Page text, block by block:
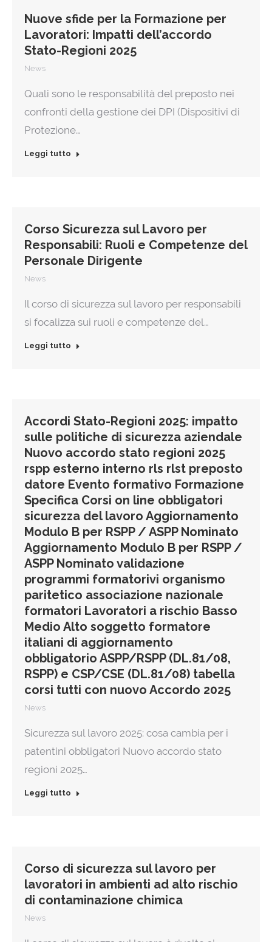
Nuove sfide per la Formazione per
Lavoratori: Impatti dell’accordo
Stato-Regioni 2025
News
Quali sono le responsabilità del preposto nei
confronti della gestione dei DPI (Dispositivi di
Protezione…
Leggi tutto
Corso Sicurezza sul Lavoro per
Responsabili: Ruoli e Competenze del
Personale Dirigente
News
Il corso di sicurezza sul lavoro per responsabili
si focalizza sui ruoli e competenze del…
Leggi tutto
Accordi Stato-Regioni 2025: impatto
sulle politiche di sicurezza aziendale
Nuovo accordo stato regioni 2025
rspp esterno interno rls rlst preposto
datore Evento formativo Formazione
Specifica Corsi on line obbligatori
sicurezza del lavoro Aggiornamento
Modulo B per RSPP / ASPP Nominato
Aggiornamento Modulo B per RSPP /
ASPP Nominato validazione
programmi formatorivi organismo
paritetico associazione nazionale
formatori Lavoratori a rischio Basso
Medio Alto soggetto formatore
italiani di aggiornamento
obbligatorio ASPP/RSPP (DL.81/08,
RSPP) e CSP/CSE (DL.81/08) tabella
corsi tutti con nuovo Accordo 2025
News
Sicurezza sul lavoro 2025: cosa cambia per i
patentini obbligatori Nuovo accordo stato
regioni 2025…
Leggi tutto
Corso di sicurezza sul lavoro per
lavoratori in ambienti ad alto rischio
di contaminazione chimica
News